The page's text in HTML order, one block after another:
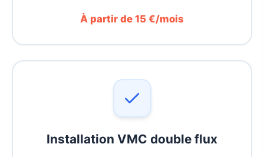
À partir de 15 €/mois
Installation VMC double flux